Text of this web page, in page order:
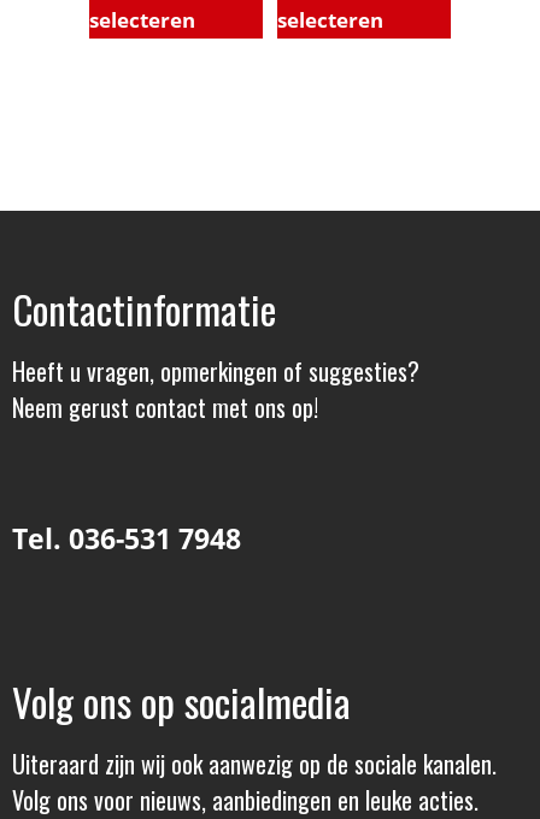
selecteren
selecteren
Contactinformatie
Heeft u vragen, opmerkingen of suggesties?
Neem gerust contact met ons op!
Tel. 036-531 7948
Volg ons op socialmedia
Uiteraard zijn wij ook aanwezig op de sociale kanalen.
Volg ons voor nieuws, aanbiedingen en leuke acties.